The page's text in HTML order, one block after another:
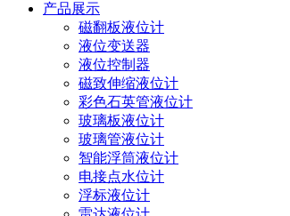
产品展示
磁翻板液位计
液位变送器
液位控制器
磁致伸缩液位计
彩色石英管液位计
玻璃板液位计
玻璃管液位计
智能浮筒液位计
电接点水位计
浮标液位计